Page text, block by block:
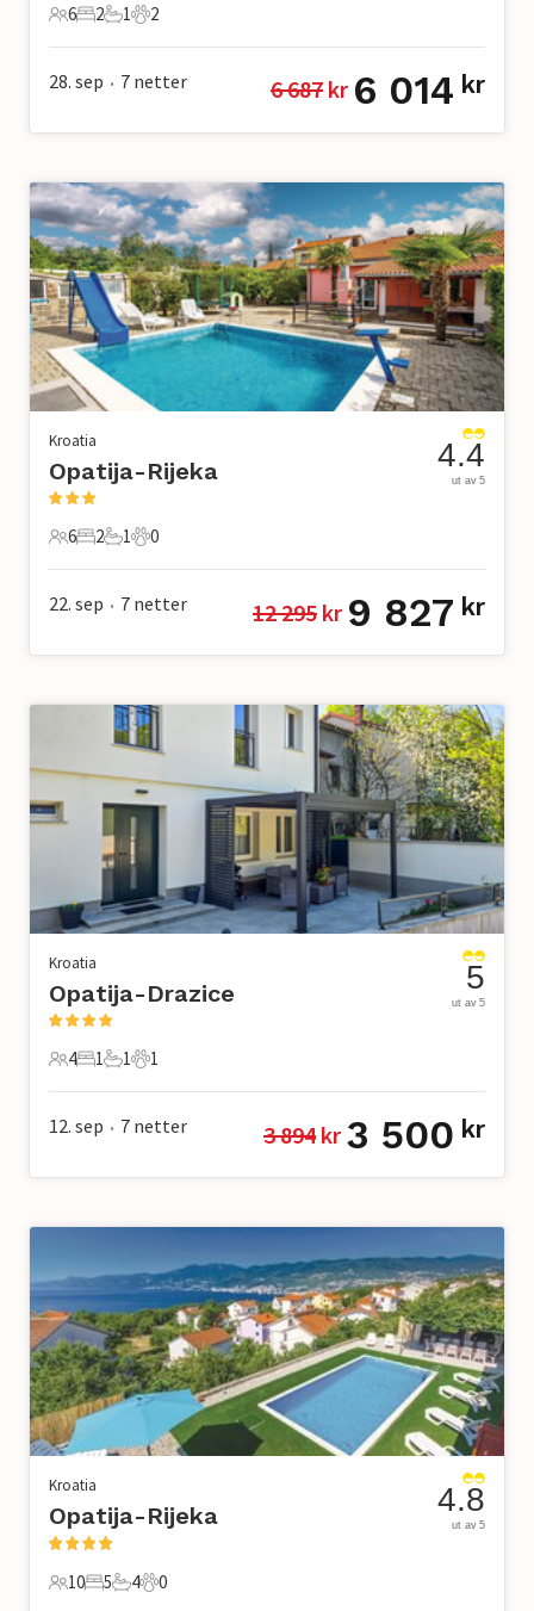
6 Gjester
6
2 Soverom
2
1 Bad
1
2 Kjæledyr
2
28. sep • 7 netter 6 687 kr 6 014 kr
Kroatia
Opatija-Rijeka
6 Gjester
6
2 Soverom
2
1 Bad
1
0 Kjæledyr
0
4.4
ut av 5
22. sep • 7 netter 12 295 kr 9 827 kr
Kroatia
Opatija-Drazice
4 Gjester
4
1 Soverom
1
1 Bad
1
1 Kjæledyr
1
5
ut av 5
12. sep • 7 netter 3 894 kr 3 500 kr
Kroatia
Opatija-Rijeka
10 Gjester
10
5 Soverom
5
4 Bad
4
0 Kjæledyr
0
4.8
ut av 5